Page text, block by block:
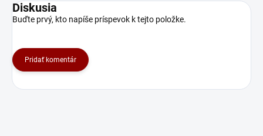
Diskusia
Buďte prvý, kto napíše príspevok k tejto položke.
Pridať komentár